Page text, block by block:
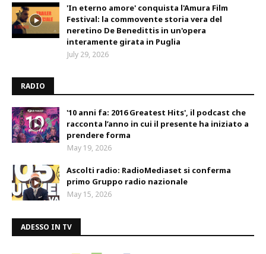
'In eterno amore' conquista l'Amura Film
Festival: la commovente storia vera del
neretino De Benedittis in un'opera
interamente girata in Puglia
July 29, 2026
RADIO
'10 anni fa: 2016 Greatest Hits', il podcast che
racconta l’anno in cui il presente ha iniziato a
prendere forma
May 19, 2026
Ascolti radio: RadioMediaset si conferma
primo Gruppo radio nazionale
May 15, 2026
ADESSO IN TV